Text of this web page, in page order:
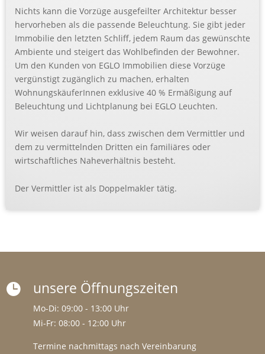
Nichts kann die Vorzüge ausgefeilter Architektur besser
hervorheben als die passende Beleuchtung. Sie gibt jeder
Immobilie den letzten Schliff, jedem Raum das gewünschte
Ambiente und steigert das Wohlbefinden der Bewohner.
Um den Kunden von EGLO Immobilien diese Vorzüge
vergünstigt zugänglich zu machen, erhalten
WohnungskäuferInnen exklusive 40 % Ermäßigung auf
Beleuchtung und Lichtplanung bei EGLO Leuchten.
Wir weisen darauf hin, dass zwischen dem Vermittler und
dem zu vermittelnden Dritten ein familiäres oder
wirtschaftliches Naheverhältnis besteht.
Der Vermittler ist als Doppelmakler tätig.
 unsere Öffnungszeiten
Mo-Di: 09:00 - 13:00 Uhr
Mi-Fr: 08:00 - 12:00 Uhr
Termine nachmittags nach Vereinbarung